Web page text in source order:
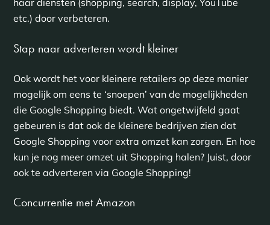
haar diensten (shopping, search, display, YouTube
etc.) door verbeteren.
Stap naar adverteren wordt kleiner
Ook wordt het voor kleinere retailers op deze manier
mogelijk om eens te ‘snoepen’ van de mogelijkheden
die Google Shopping biedt. Wat ongetwijfeld gaat
gebeuren is dat ook de kleinere bedrijven zien dat
Google Shopping voor extra omzet kan zorgen. En hoe
kun je nog meer omzet uit Shopping halen? Juist, door
ook te adverteren via Google Shopping!
Concurrentie met Amazon